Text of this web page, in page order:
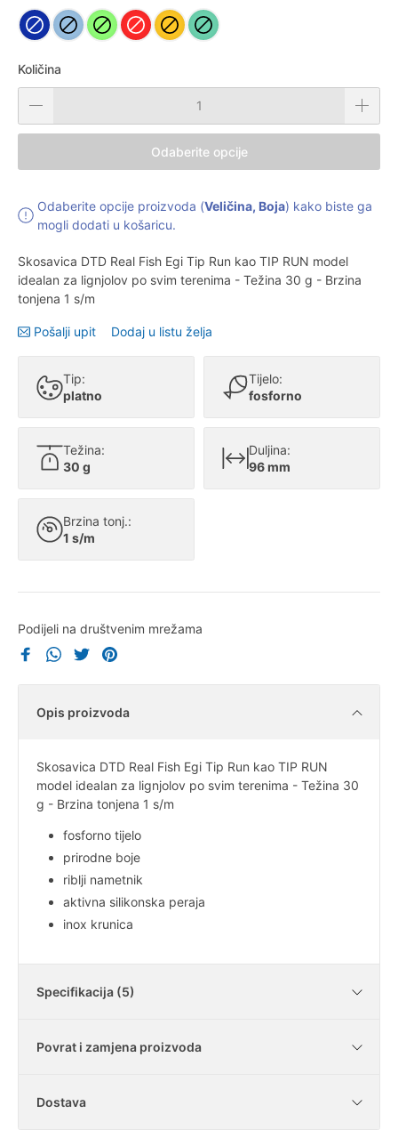
Količina
Odaberite opcije
Odaberite opcije proizvoda (Veličina, Boja) kako biste ga
mogli dodati u košaricu.
Skosavica DTD Real Fish Egi Tip Run kao TIP RUN model
idealan za lignjolov po svim terenima - Težina 30 g - Brzina
tonjena 1 s/m
Pošalji upit Dodaj u listu želja
Tip:
platno
Tijelo:
fosforno
Težina:
30 g
Duljina:
96 mm
Brzina tonj.:
1 s/m
Podijeli na društvenim mrežama
Opis proizvoda
Skosavica DTD Real Fish Egi Tip Run kao TIP RUN
model idealan za lignjolov po svim terenima - Težina 30
g - Brzina tonjena 1 s/m
fosforno tijelo
prirodne boje
riblji nametnik
aktivna silikonska peraja
inox krunica
Specifikacija (5)
Tijelo
Povrat i zamjena proizvoda
Dostava